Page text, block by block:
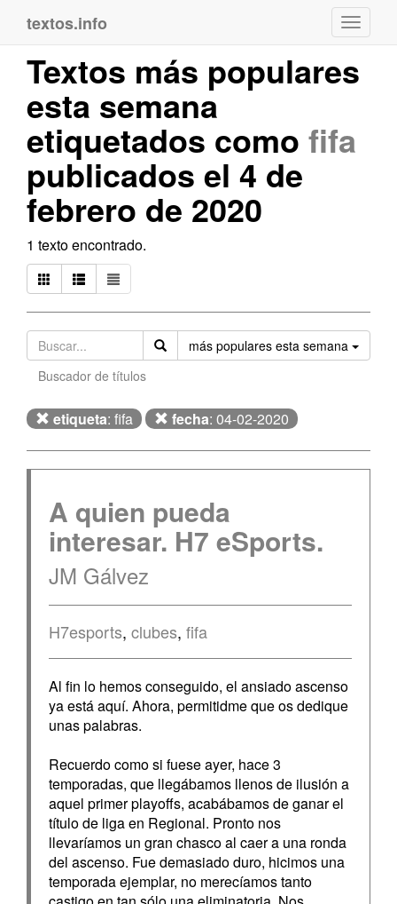
textos.info
Textos más populares
esta semana
etiquetados como fifa
publicados el 4 de
febrero de 2020
1 texto encontrado.
más populares esta semana
Buscador de títulos
etiqueta: fifa fecha: 04-02-2020
A quien pueda
interesar. H7 eSports.
JM Gálvez
H7esports, clubes, fifa
Al fin lo hemos conseguido, el ansiado ascenso
ya está aquí. Ahora, permitidme que os dedique
unas palabras.
Recuerdo como si fuese ayer, hace 3
temporadas, que llegábamos llenos de ilusión a
aquel primer playoffs, acabábamos de ganar el
título de liga en Regional. Pronto nos
llevaríamos un gran chasco al caer a una ronda
del ascenso. Fue demasiado duro, hicimos una
temporada ejemplar, no merecíamos tanto